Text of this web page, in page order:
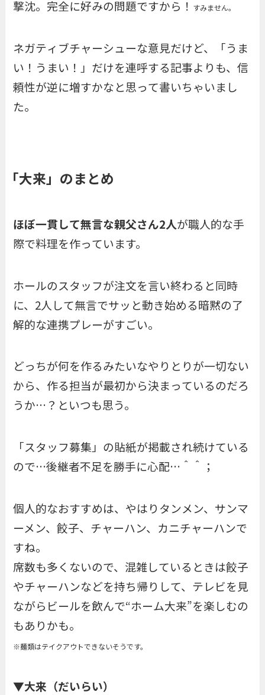
撃沈。完全に好みの問題ですから！ すみません。
ネガティブチャーシューな意見だけど、「うま
い！うまい！」だけを連呼する記事よりも、信
頼性が逆に増すかなと思って書いちゃいまし
た。
「大来」のまとめ
ほぼ一貫して無言な親父さん2人が職人的な手
際で料理を作っています。
ホールのスタッフが注文を言い終わると同時
に、2人して無言でサッと動き始める暗黙の了
解的な連携プレーがすごい。
どっちが何を作るみたいなやりとりが一切ない
から、作る担当が最初から決まっているのだろ
うか…？といつも思う。
「スタッフ募集」の貼紙が掲載され続けている
ので…後継者不足を勝手に心配…＾＾；
個人的なおすすめは、やはりタンメン、サンマ
ーメン、餃子、チャーハン、カニチャーハンで
すね。
席数も多くないので、混雑しているときは餃子
やチャーハンなどを持ち帰りして、テレビを見
ながらビールを飲んで“ホーム大来”を楽しむの
もありかも。
※麺類はテイクアウトできないそうです。
▼大来（だいらい）